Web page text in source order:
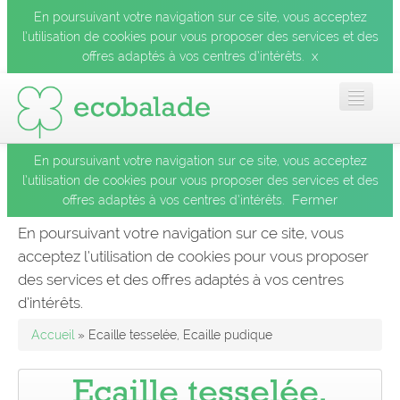
En poursuivant votre navigation sur ce site, vous acceptez
l’utilisation de cookies pour vous proposer des services et des
offres adaptés à vos centres d’intérêts.
x
Accueil
Les balades
Les espèces
Le blog
En poursuivant votre navigation sur ce site, vous acceptez
l’utilisation de cookies pour vous proposer des services et des
offres adaptés à vos centres d’intérêts.
Fermer
En poursuivant votre navigation sur ce site, vous
acceptez l’utilisation de cookies pour vous proposer
des services et des offres adaptés à vos centres
d’intérêts.
Accueil » Ecaille tesselée, Ecaille pudique